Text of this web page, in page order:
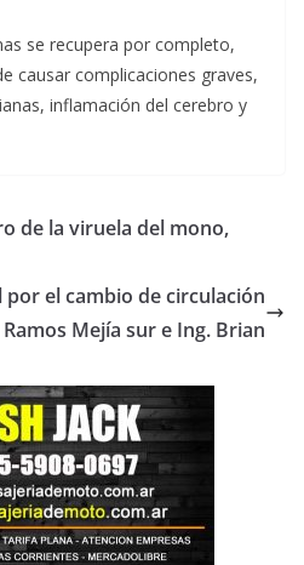
se recupera por completo,
causar complicaciones graves,
inflamación del cerebro y
de la viruela del mono,
por el cambio de circulación
Mejía sur e Ing. Brian